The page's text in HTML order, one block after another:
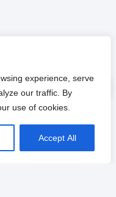
experience, serve
our traffic. By
use of cookies.
Accept All